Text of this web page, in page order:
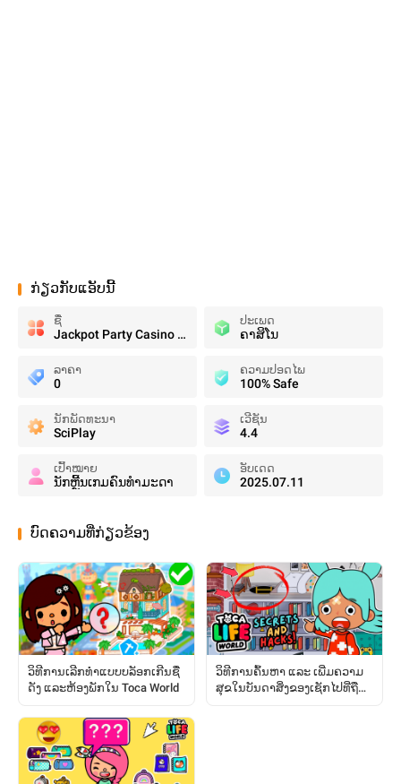
ກ່ຽວກັບແອັບນີ້
ຊື່
Jackpot Party Casino Slots
ປະເພດ
ຄາສິໂນ
ລາຄາ
0
ຄວາມປອດໄພ
100% Safe
ນັກພັດທະນາ
SciPlay
ເວີຊັນ
4.4
ເປົ້າໝາຍ
ນັກຫຼີ້ນເກມຄົນທໍາມະດາ
ອັບເດດ
2025.07.11
ບົດຄວາມທີ່ກ່ຽວຂ້ອງ
ວິທີການເລີກທຳແບບບລັອກເກີນຊື່
ດັງ ແລະຫ້ອງພັກໃນ Toca World
ວິທີການຄົ້ນຫາ ແລະ ເພີ່ມຄວາມ
ສຸຂໃນບັນດາສິ່ງຂອງເຊັກໄປທີ່ຖືກ